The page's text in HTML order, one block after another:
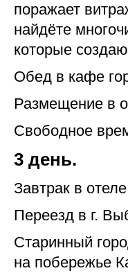
поражает
найдёте
которые
Обед в кафе
Размещение в
Свободное
3 день.
Завтрак в
Переезд в г.
Старинный
на побережье